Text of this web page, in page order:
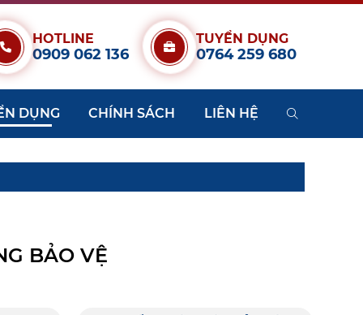
HOTLINE
0909 062 136
TUYỂN DỤNG
0764 259 680
DỤNG CHÍNH SÁCH LIÊN HỆ
BẢO VỆ